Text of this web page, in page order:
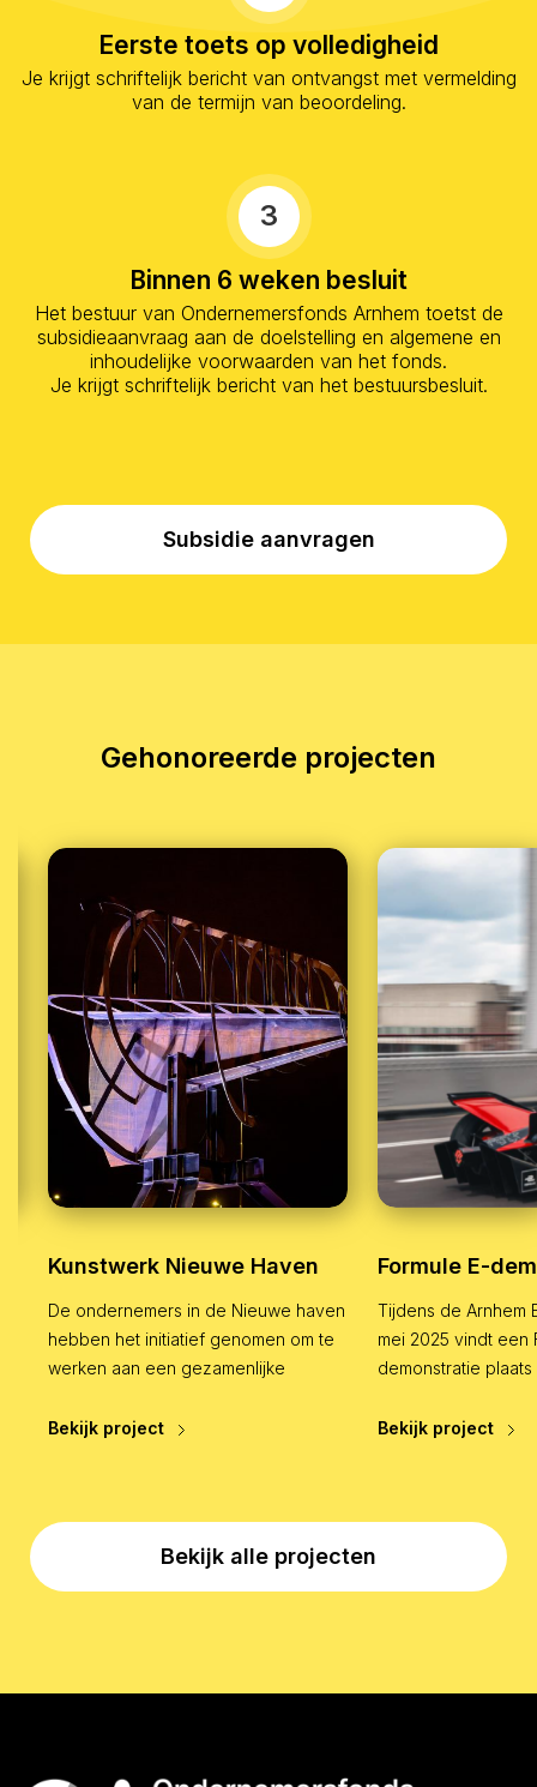
Eerste toets op volledigheid
Je krijgt schriftelijk bericht van ontvangst met vermelding
van de termijn van beoordeling.
3
Binnen 6 weken besluit
Het bestuur van Ondernemersfonds Arnhem toetst de
subsidieaanvraag aan de doelstelling en algemene en
inhoudelijke voorwaarden van het fonds.
Je krijgt schriftelijk bericht van het bestuursbesluit.
Subsidie aanvragen
Gehonoreerde projecten
Kunstwerk Nieuwe Haven
De ondernemers in de Nieuwe haven
hebben het initiatief genomen om te
werken aan een gezamenlijke
Bekijk project
Formule E-
Tijdens de Arnhem
mei 2025 vindt een
demonstratie plaats
wereldkampioen…
Bekijk project
Bekijk alle projecten